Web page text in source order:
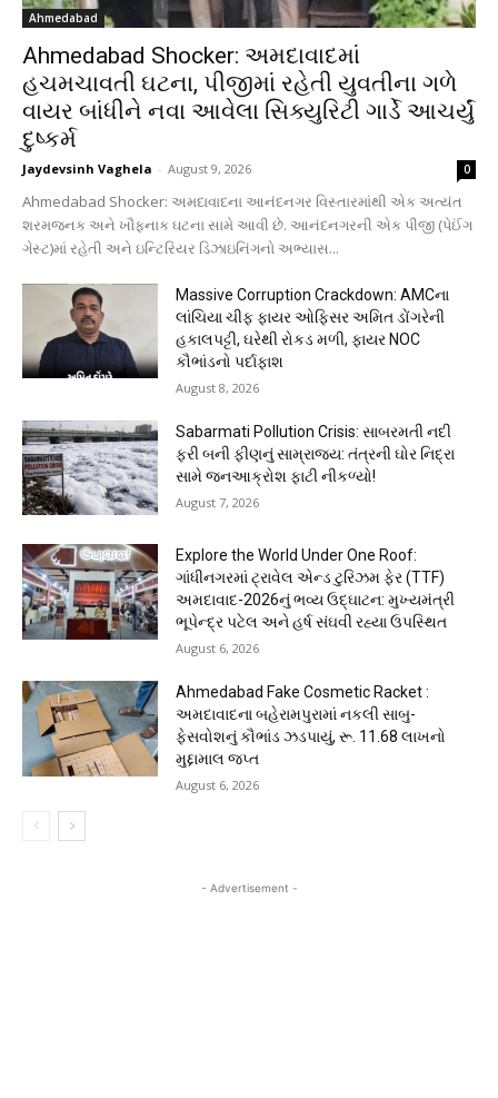
Ahmedabad
Ahmedabad Shocker: અમદાવાદમાં
હચમચાવતી ઘટના, પીજીમાં રહેતી યુવતીના ગળે
વાયર બાંધીને નવા આવેલા સિક્યુરિટી ગાર્ડે આચર્યું
દુષ્કર્મ
Jaydevsinh Vaghela - August 9, 2026 0
Ahmedabad Shocker: અમદાવાદના આનંદનગર વિસ્તારમાંથી એક અત્યંત
શરમજનક અને ખૌફનાક ઘટના સામે આવી છે. આનંદનગરની એક પીજી (પેઈંગ
ગેસ્ટ)માં રહેતી અને ઇન્ટિરિયર ડિઝાઇનિંગનો અભ્યાસ...
Massive Corruption Crackdown: AMCના
લાંચિયા ચીફ ફાયર ઓફિસર અમિત ડોંગરેની
હકાલપટ્ટી, ઘરેથી રોકડ મળી, ફાયર NOC
કૌભાંડનો પર્દાફાશ
August 8, 2026
Sabarmati Pollution Crisis: સાબરમતી નદી
ફરી બની ફીણનું સામ્રાજ્ય: તંત્રની ઘોર નિદ્રા
સામે જનઆક્રોશ ફાટી નીકળ્યો!
August 7, 2026
Explore the World Under One Roof:
ગાંધીનગરમાં ટ્રાવેલ એન્ડ ટુરિઝમ ફેર (TTF)
અમદાવાદ-2026નું ભવ્ય ઉદ્ઘાટન: મુખ્યમંત્રી
ભૂપેન્દ્ર પટેલ અને હર્ષ સંઘવી રહ્યા ઉપસ્થિત
August 6, 2026
Ahmedabad Fake Cosmetic Racket :
અમદાવાદના બહેરામપુરામાં નકલી સાબુ-
ફેસવોશનું કૌભાંડ ઝડપાયું, રૂ. 11.68 લાખનો
મુદ્દામાલ જપ્ત
August 6, 2026
- Advertisement -